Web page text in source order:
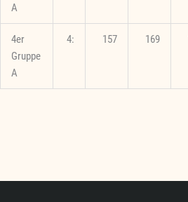
A
4er
Gruppe
A
4: 157 169